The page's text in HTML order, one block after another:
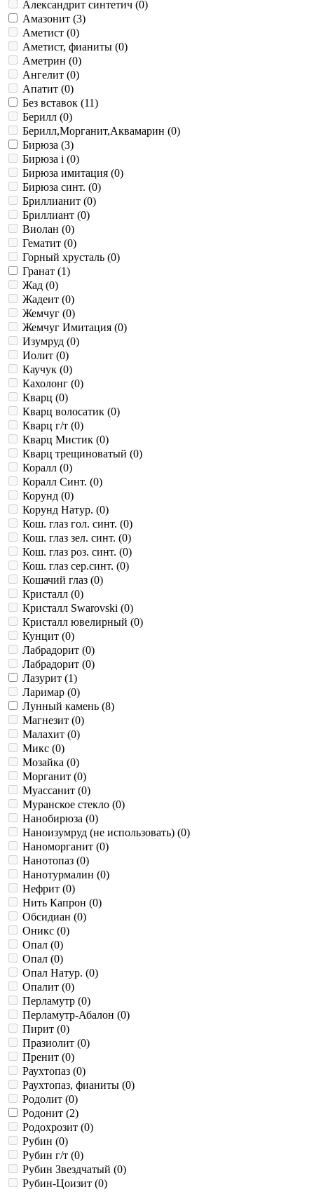
Александрит синтетич (0)
Амазонит (3)
Аметист (0)
Аметист, фианиты (0)
Аметрин (0)
Ангелит (0)
Апатит (0)
Без вставок (11)
Берилл (0)
Берилл,Морганит,Аквамарин (0)
Бирюза (3)
Бирюза i (0)
Бирюза имитация (0)
Бирюза синт. (0)
Бриллианит (0)
Бриллиант (0)
Виолан (0)
Гематит (0)
Горный хрусталь (0)
Гранат (1)
Жад (0)
Жадеит (0)
Жемчуг (0)
Жемчуг Имитация (0)
Изумруд (0)
Иолит (0)
Каучук (0)
Кахолонг (0)
Кварц (0)
Кварц волосатик (0)
Кварц г/т (0)
Кварц Мистик (0)
Кварц трещиноватый (0)
Коралл (0)
Коралл Синт. (0)
Корунд (0)
Корунд Натур. (0)
Кош. глаз гол. синт. (0)
Кош. глаз зел. синт. (0)
Кош. глаз роз. синт. (0)
Кош. глаз сер.синт. (0)
Кошачий глаз (0)
Кристалл (0)
Кристалл Swarovski (0)
Кристалл ювелирный (0)
Кунцит (0)
Лабрадорит (0)
Лабрадорит (0)
Лазурит (1)
Ларимар (0)
Лунный камень (8)
Магнезит (0)
Малахит (0)
Микс (0)
Мозайка (0)
Морганит (0)
Муассанит (0)
Муранское стекло (0)
Нанобирюза (0)
Наноизумруд (не использовать) (0)
Наноморганит (0)
Нанотопаз (0)
Нанотурмалин (0)
Нефрит (0)
Нить Капрон (0)
Обсидиан (0)
Оникс (0)
Опал (0)
Опал (0)
Опал Натур. (0)
Опалит (0)
Перламутр (0)
Перламутр-Абалон (0)
Пирит (0)
Празиолит (0)
Пренит (0)
Раухтопаз (0)
Раухтопаз, фианиты (0)
Родолит (0)
Родонит (2)
Родохрозит (0)
Рубин (0)
Рубин г/т (0)
Рубин Звездчатый (0)
Рубин-Цоизит (0)